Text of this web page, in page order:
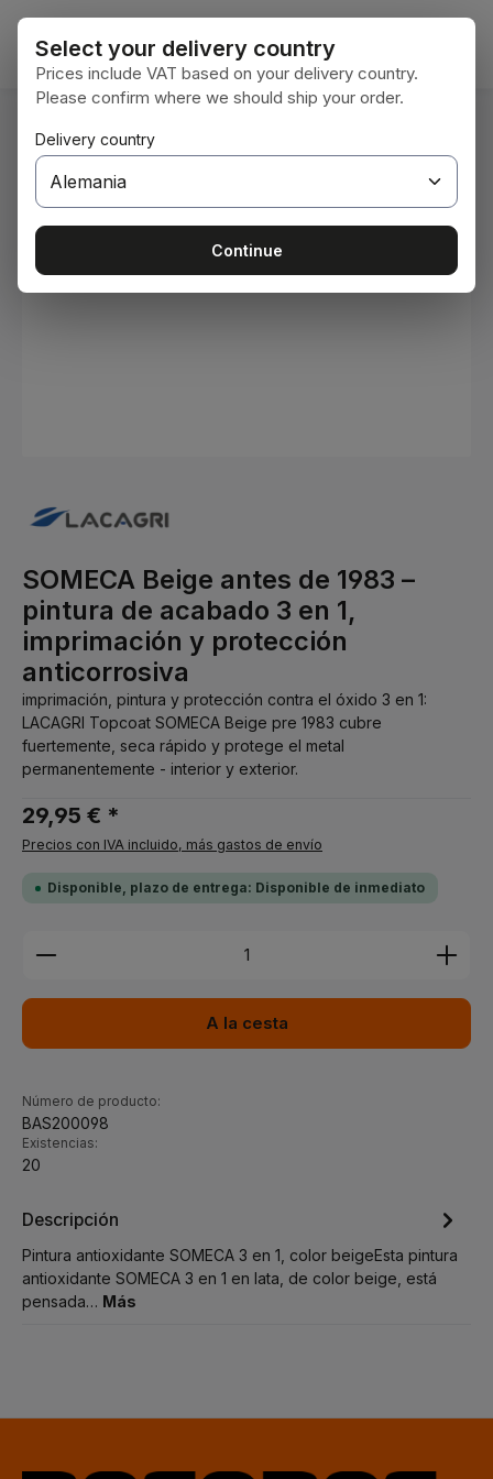
Saltar al contenido principal
Estás aquí: Inicio
SOMECA Beige antes de 1983 –
pintura de acabado 3 en 1,
imprimación y protección
anticorrosiva
imprimación, pintura y protección contra el óxido 3 en 1:
LACAGRI Topcoat SOMECA Beige pre 1983 cubre
fuertemente, seca rápido y protege el metal
permanentemente - interior y exterior.
29,95 € *
Precios con IVA incluido, más gastos de envío
Disponible, plazo de entrega: Disponible de inmediato
Cantidad del producto: introduce la cantidad
A la cesta
Número de producto:
BAS200098
Existencias:
20
Descripción
Pintura antioxidante SOMECA 3 en 1, color beigeEsta pintura
antioxidante SOMECA 3 en 1 en lata, de color beige, está
pensada… Más
Select your delivery country
Prices include VAT based on your delivery country.
Please confirm where we should ship your order.
Delivery country
Continue